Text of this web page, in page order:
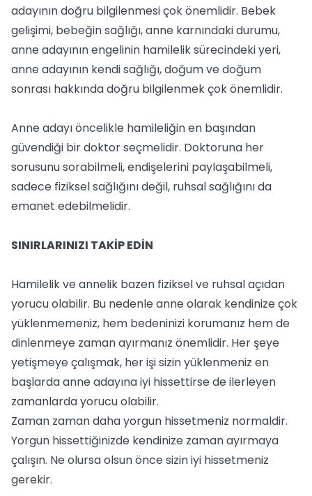
adayının doğru bilgilenmesi çok önemlidir. Bebek
gelişimi, bebeğin sağlığı, anne karnındaki durumu,
anne adayının engelinin hamilelik sürecindeki yeri,
anne adayının kendi sağlığı, doğum ve doğum
sonrası hakkında doğru bilgilenmek çok önemlidir.
Anne adayı öncelikle hamileliğin en başından
güvendiği bir doktor seçmelidir. Doktoruna her
sorusunu sorabilmeli, endişelerini paylaşabilmeli,
sadece fiziksel sağlığını değil, ruhsal sağlığını da
emanet edebilmelidir.
SINIRLARINIZI TAKİP EDİN
Hamilelik ve annelik bazen fiziksel ve ruhsal açıdan
yorucu olabilir. Bu nedenle anne olarak kendinize çok
yüklenmemeniz, hem bedeninizi korumanız hem de
dinlenmeye zaman ayırmanız önemlidir. Her şeye
yetişmeye çalışmak, her işi sizin yüklenmeniz en
başlarda anne adayına iyi hissettirse de ilerleyen
zamanlarda yorucu olabilir.
Zaman zaman daha yorgun hissetmeniz normaldir.
Yorgun hissettiğinizde kendinize zaman ayırmaya
çalışın. Ne olursa olsun önce sizin iyi hissetmeniz
gerekir.